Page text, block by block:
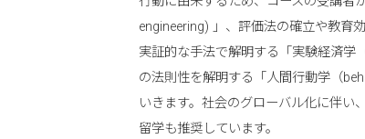
engineering) 」、評価法の確立や教育
実証的な手法で解明する「実験経済
の法則性を解明する「人間行動学（
いきます。社会のグローバル化に伴い
留学も推奨しています。